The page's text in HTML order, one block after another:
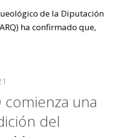
de la Diputación
ha confirmado que,
comienza una
del